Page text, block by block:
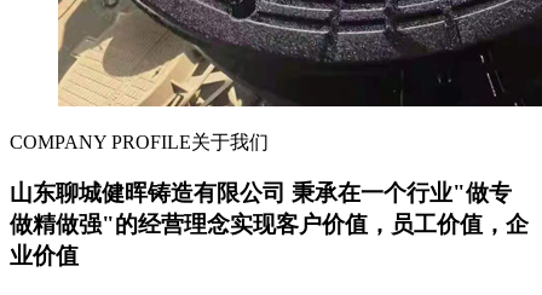
COMPANY PROFILE关于我们
山东聊城健晖铸造有限公司 秉承在一个行业"做专
做精做强"的经营理念实现客户价值，员工价值，企
业价值